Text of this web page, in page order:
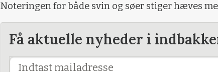
Noteringen for både svin og søer stiger hæves
Få aktuelle nyheder i